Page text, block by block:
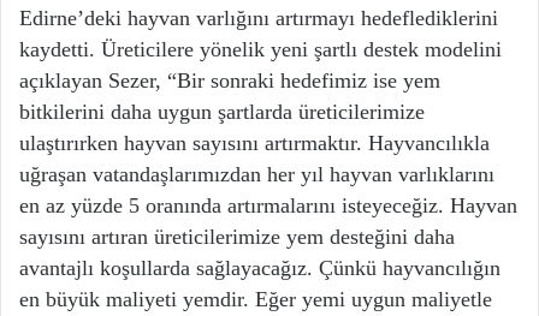
Edirne’deki hayvan varlığını artırmayı hedeflediklerini
kaydetti. Üreticilere yönelik yeni şartlı destek modelini
açıklayan Sezer, “Bir sonraki hedefimiz ise yem
bitkilerini daha uygun şartlarda üreticilerimize
ulaştırırken hayvan sayısını artırmaktır. Hayvancılıkla
uğraşan vatandaşlarımızdan her yıl hayvan varlıklarını
en az yüzde 5 oranında artırmalarını isteyeceğiz. Hayvan
sayısını artıran üreticilerimize yem desteğini daha
avantajlı koşullarda sağlayacağız. Çünkü hayvancılığın
en büyük maliyeti yemdir. Eğer yemi uygun maliyetle